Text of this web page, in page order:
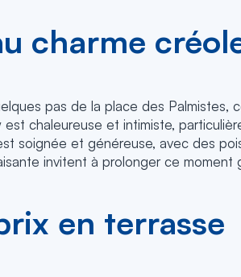
charme
pas de la place des Palmistes,
chaleureuse et intimiste,
soignée et généreuse, avec des
invitent à prolonger ce moment
en terrasse